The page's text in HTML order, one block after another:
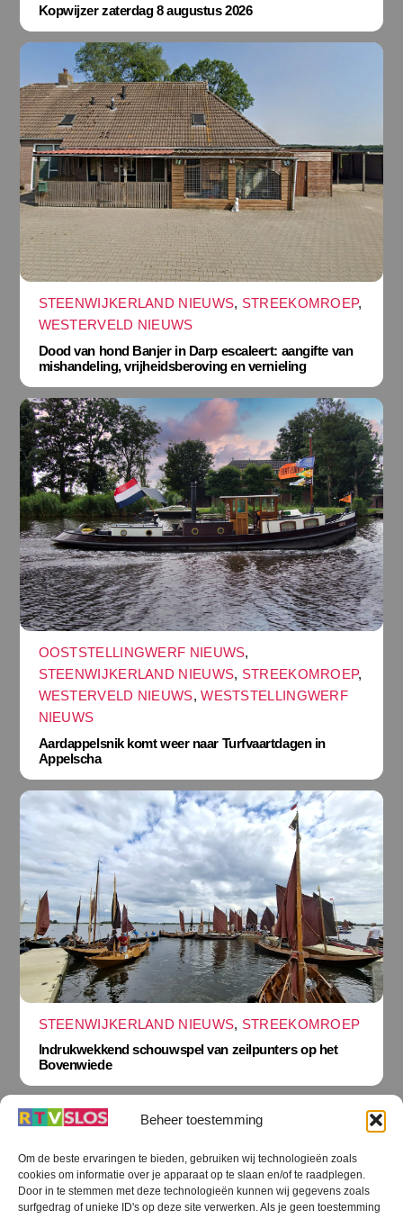
Beheer toestemming
Om de beste ervaringen te bieden, gebruiken wij technologieën zoals
cookies om informatie over je apparaat op te slaan en/of te raadplegen.
Door in te stemmen met deze technologieën kunnen wij gegevens zoals
surfgedrag of unieke ID's op deze site verwerken. Als je geen toestemming
Kopwijzer zaterdag 8 augustus 2026
STEENWIJKERLAND NIEUWS, STREEKOMROEP,
WESTERVELD NIEUWS
Dood van hond Banjer in Darp escaleert: aangifte van
mishandeling, vrijheidsberoving en vernieling
OOSTSTELLINGWERF NIEUWS,
STEENWIJKERLAND NIEUWS, STREEKOMROEP,
WESTERVELD NIEUWS,WESTSTELLINGWERF
NIEUWS
Aardappelsnik komt weer naar Turfvaartdagen in
Appelscha
STEENWIJKERLAND NIEUWS, STREEKOMROEP
Indrukwekkend schouwspel van zeilpunters op het
Bovenwiede
Terug
naar
boven